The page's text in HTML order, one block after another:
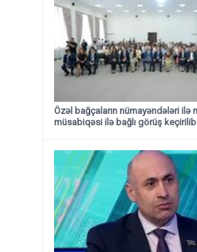
Özəl bağçaların nümayəndələri ilə
müsabiqəsi ilə bağlı görüş keçirilib